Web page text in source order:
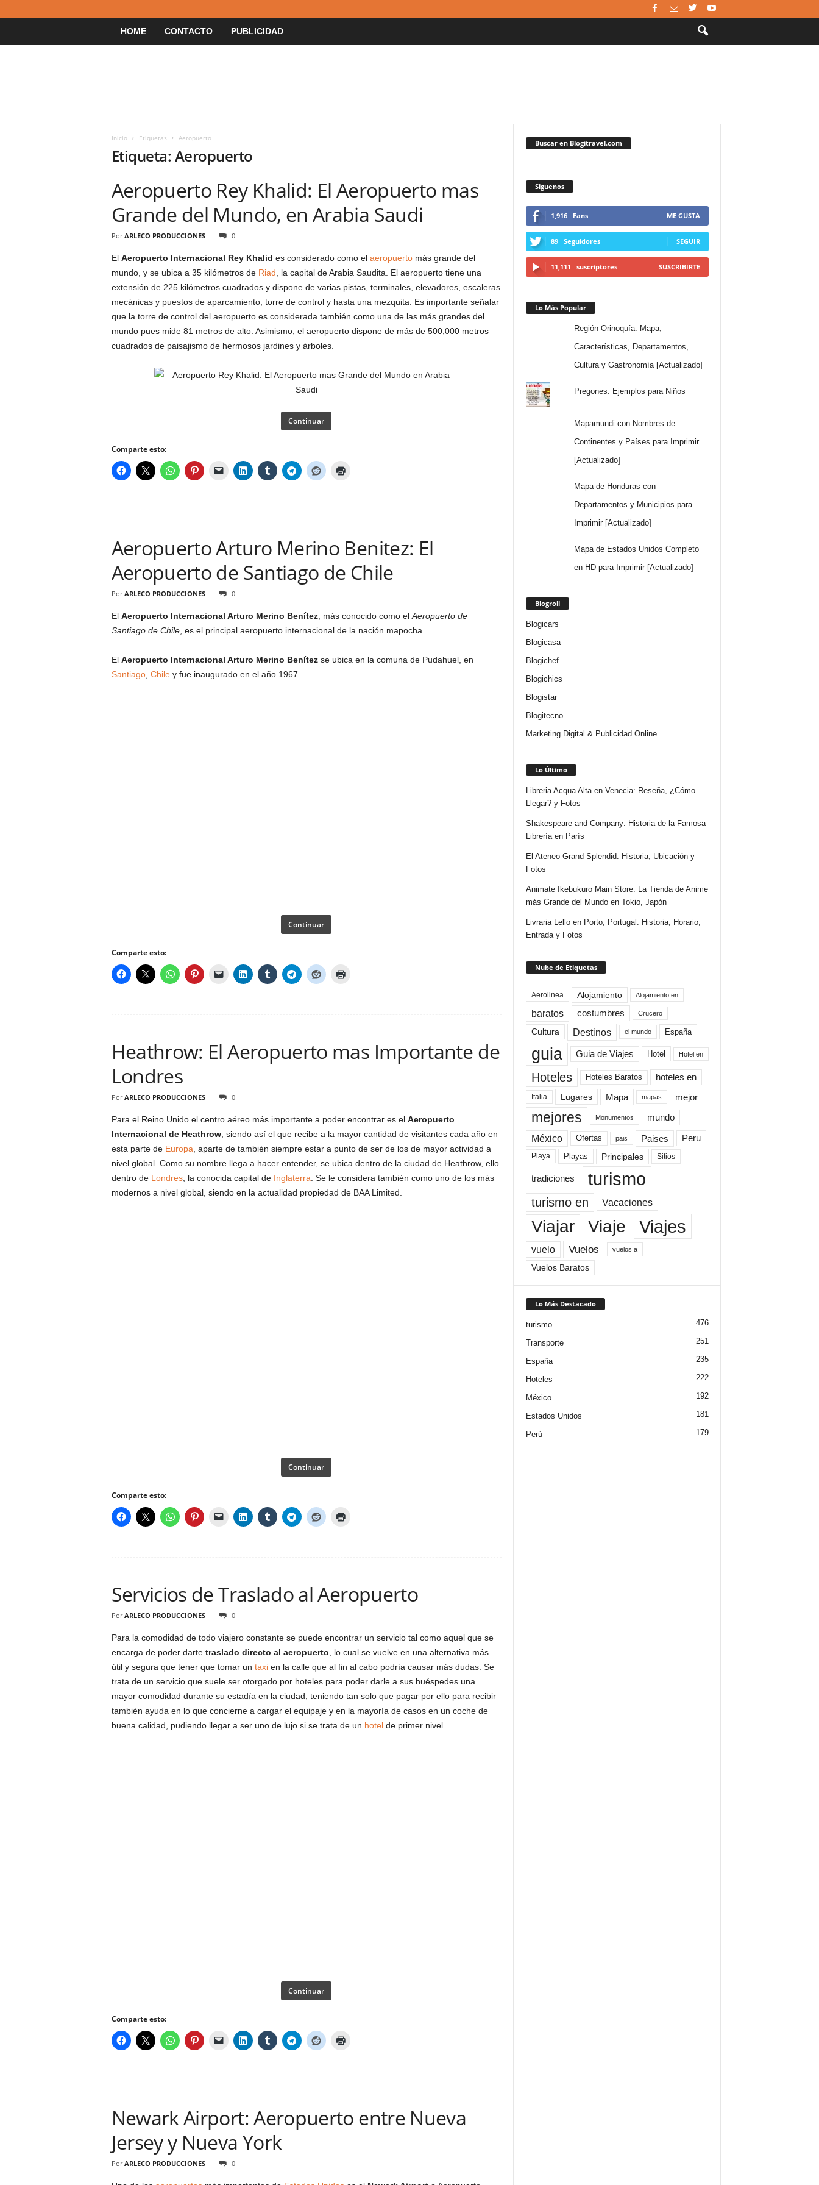
HOME CONTACTO PUBLICIDAD
Inicio Etiquetas Aeropuerto
Etiqueta: Aeropuerto
Aeropuerto Rey Khalid: El Aeropuerto mas
Grande del Mundo, en Arabia Saudi
Por ARLECO PRODUCCIONES 0
El Aeropuerto Internacional Rey Khalid es considerado como el aeropuertomás grande del
mundo, y se ubica a 35 kilómetros de Riad , la capital de Arabia Saudita. El aeropuerto tiene una
extensión de 225 kilómetros cuadrados y dispone de varias pistas, terminales, elevadores, escaleras
mecánicas y puestos de aparcamiento, torre de control y hasta una mezquita. Es importante señalar
que la torre de control del aeropuerto es considerada también como una de las más grandes del
mundo pues mide 81 metros de alto. Asimismo, el aeropuerto dispone de más de 500,000 metros
cuadrados de paisajismo de hermosos jardines y árboles.
Continuar
Comparte esto:
Aeropuerto Arturo Merino Benitez: El
Aeropuerto de Santiago de Chile
Por ARLECO PRODUCCIONES 0
El Aeropuerto Internacional Arturo Merino Benítez, más conocido como el Aeropuerto de
Santiago de Chile, es el principal aeropuerto internacional de la nación mapocha.
El Aeropuerto Internacional Arturo Merino Benítezse ubica en la comuna de Pudahuel, en
Santiago, Chiley fue inaugurado en el año 1967.
Continuar
Comparte esto:
Heathrow: El Aeropuerto mas Importante de
Londres
Por ARLECO PRODUCCIONES 0
Para el Reino Unido el centro aéreo más importante a poder encontrar es el Aeropuerto
Internacional de Heathrow, siendo así el que recibe a la mayor cantidad de visitantes cada año en
esta parte de Europa , aparte de también siempre estar a punto de ser de los de mayor actividad a
nivel global. Como su nombre llega a hacer entender, se ubica dentro de la ciudad de Heathrow, ello
dentro de Londres, la conocida capital de Inglaterra . Se le considera también como uno de los más
modernos a nivel global, siendo en la actualidad propiedad de BAA Limited.
Continuar
Comparte esto:
Servicios de Traslado al Aeropuerto
Por ARLECO PRODUCCIONES 0
Para la comodidad de todo viajero constante se puede encontrar un servicio tal como aquel que se
encarga de poder darte traslado directo al aeropuerto , lo cual se vuelve en una alternativa más
útil y segura que tener que tomar un taxien la calle que al fin al cabo podría causar más dudas. Se
trata de un servicio que suele ser otorgado por hoteles para poder darle a sus huéspedes una
mayor comodidad durante su estadía en la ciudad, teniendo tan solo que pagar por ello para recibir
también ayuda en lo que concierne a cargar el equipaje y en la mayoría de casos en un coche de
buena calidad, pudiendo llegar a ser uno de lujo si se trata de un hotelde primer nivel.
Continuar
Comparte esto:
Newark Airport: Aeropuerto entre Nueva
Jersey y Nueva York
Por ARLECO PRODUCCIONES 0
Buscar en Blogitravel.com
Síguenos
1,916 Fans ME GUSTA
89 Seguidores SEGUIR
11,111 suscriptores SUSCRIBIRTE
Lo Más Popular
Región Orinoquía: Mapa,
Características, Departamentos,
Cultura y Gastronomía [Actualizado]
Pregones: Ejemplos para Niños
Mapamundi con Nombres de
Continentes y Países para Imprimir
[Actualizado]
Mapa de Honduras con
Departamentos y Municipios para
Imprimir [Actualizado]
Mapa de Estados Unidos Completo
en HD para Imprimir [Actualizado]
Blogroll
Blogicars
Blogicasa
Blogichef
Blogichics
Blogistar
Blogitecno
Marketing Digital & Publicidad Online
Lo Último
Libreria Acqua Alta en Venecia: Reseña, ¿Cómo
Llegar? y Fotos
Shakespeare and Company: Historia de la Famosa
Librería en París
El Ateneo Grand Splendid: Historia, Ubicación y
Fotos
Animate Ikebukuro Main Store: La Tienda de Anime
más Grande del Mundo en Tokio, Japón
Livraria Lello en Porto, Portugal: Historia, Horario,
Entrada y Fotos
Nube de Etiquetas
Aerolinea Alojamiento Alojamiento en
baratos costumbres Crucero
Cultura Destinos el mundo España
guia Guia de Viajes Hotel Hotel en
Hoteles Hoteles Baratos hoteles en
Italia Lugares Mapa mapas mejor
mejores Monumentos mundo
México Ofertas pais Paises Peru
Playa Playas Principales Sitios
tradiciones turismo
turismo en Vacaciones
Viajar Viaje Viajes
vuelo Vuelos vuelos a
Vuelos Baratos
Lo Más Destacado
turismo 476
Transporte 251
España 235
Hoteles 222
México 192
Estados Unidos 181
Perú 179